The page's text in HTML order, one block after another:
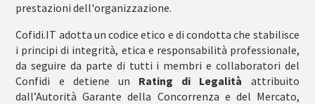
prestazioni dell'organizzazione.
Cofidi.IT adotta un codice etico e di condotta che stabilisce
i principi di integrità, etica e responsabilità professionale,
da seguire da parte di tutti i membri e collaboratori del
Confidi e detiene un Rating di Legalità attribuito
dall’Autorità Garante della Concorrenza e del Mercato,